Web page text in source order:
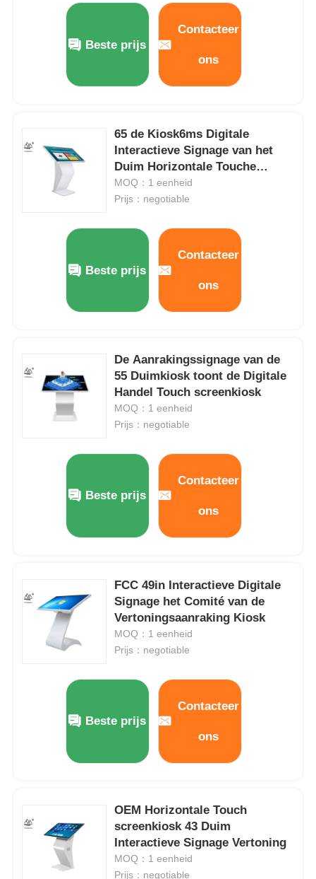
Thuis
Producten
Kwaliteitscontrole
Contacteer ons
Vraag een offerte aan
Slim Nano Bord
Vergaderzaal Interactieve Vertoning
Digitale Interactieve Slimme Raad
interactief vlak paneel
Horizontale Touch screenkiosk
Beste prijs
Contacteer
ons
65 de Kiosk6ms Digitale
Interactieve Signage van het
Duim Horizontale Touche
screen
MOQ：1 eenheid
Prijs：negotiable
Beste prijs
Contacteer
ons
De Aanrakingssignage van de
55 Duimkiosk toont de Digitale
Handel Touch screenkiosk
MOQ：1 eenheid
Prijs：negotiable
Beste prijs
Contacteer
ons
FCC 49in Interactieve Digitale
Signage het Comité van de
Vertoningsaanraking Kiosk
MOQ：1 eenheid
Prijs：negotiable
Beste prijs
Contacteer
ons
OEM Horizontale Touch
screenkiosk 43 Duim
Interactieve Signage Vertoning
MOQ：1 eenheid
Prijs：negotiable